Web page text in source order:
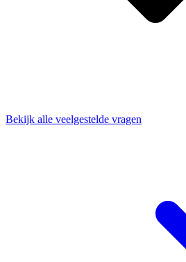
Bekijk alle veelgestelde vragen